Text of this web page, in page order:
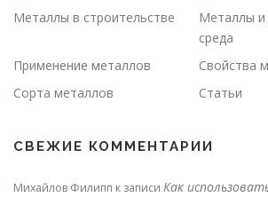
Металлы в строительстве
Металлы
среда
Применение металлов
Свойства
Сорта металлов
Статьи
СВЕЖИЕ КОММЕНТАРИИ
Михайлов Филипп к записи Как